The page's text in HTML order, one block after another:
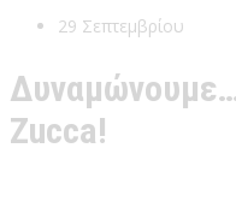
29 Σεπτεμβρίου
Zucca!